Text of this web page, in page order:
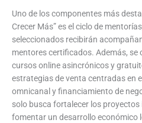
Uno de los componentes más
Crecer Más” es el ciclo de
seleccionados recibirán
mentores certificados. Además,
cursos online asincrónicos y
estrategias de venta centradas en
omnicanal y financiamiento de
solo busca fortalecer los
fomentar un desarrollo económico